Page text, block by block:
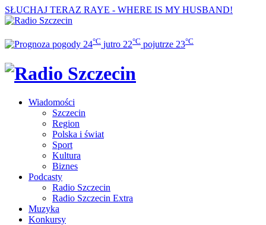
SŁUCHAJ TERAZ RAYE - WHERE IS MY HUSBAND!
24°C jutro 22°C pojutrze 23°C
Wiadomości
Szczecin
Region
Polska i świat
Sport
Kultura
Biznes
Podcasty
Radio Szczecin
Radio Szczecin Extra
Muzyka
Konkursy